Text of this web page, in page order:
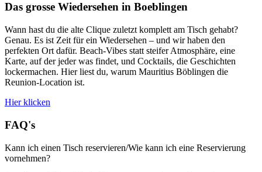
Das grosse Wiedersehen in Boeblingen
Wann hast du die alte Clique zuletzt komplett am Tisch gehabt?
Genau. Es ist Zeit für ein Wiedersehen – und wir haben den
perfekten Ort dafür. Beach-Vibes statt steifer Atmosphäre, eine
Karte, auf der jeder was findet, und Cocktails, die Geschichten
lockermachen. Hier liest du, warum Mauritius Böblingen die
Reunion-Location ist.
Hier klicken
FAQ's
Kann ich einen Tisch reservieren/Wie kann ich eine Reservierung
vornehmen?